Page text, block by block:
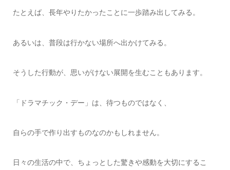
たとえば、長年やりたかったことに一歩踏み出してみる。
あるいは、普段は行かない場所へ出かけてみる。
そうした行動が、思いがけない展開を生むこともあります。
「ドラマチック・デー」は、待つものではなく、
自らの手で作り出すものなのかもしれません。
日々の生活の中で、ちょっとした驚きや感動を大切にするこ